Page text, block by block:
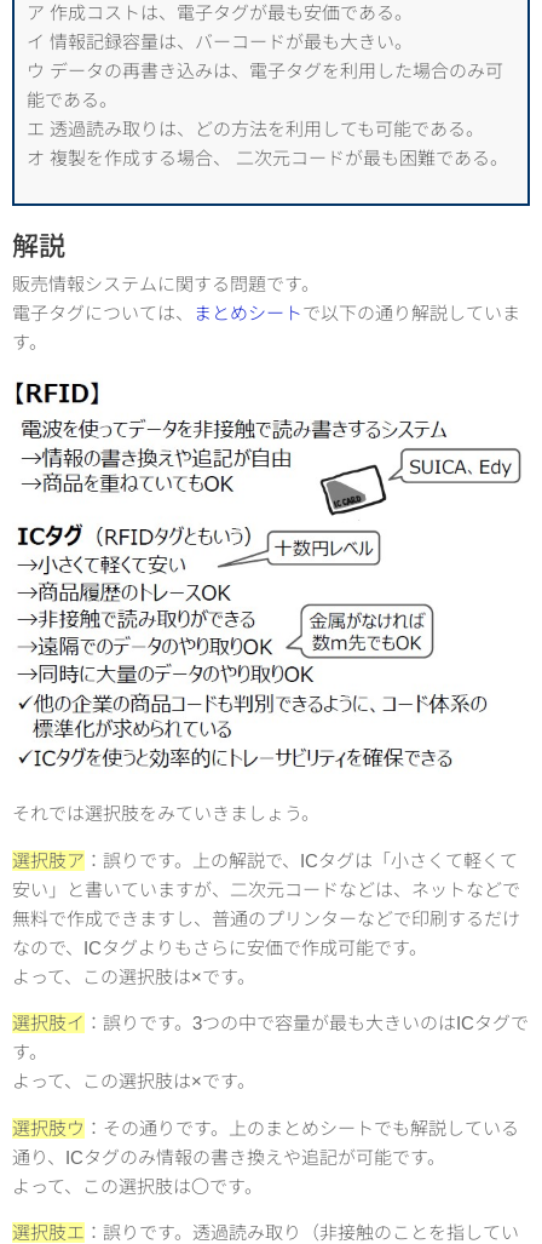
ア 作成コストは、電子タグが最も安価である。
イ 情報記録容量は、バーコードが最も大きい。
ウ データの再書き込みは、電子タグを利用した場合のみ可
能である。
エ 透過読み取りは、どの方法を利用しても可能である。
オ 複製を作成する場合、 二次元コードが最も困難である。
解説
販売情報システムに関する問題です。
電子タグについては、
まとめシートで以下の通り解説していま
す。
それでは選択肢をみていきましょう。
選択肢ア ：誤りです。上の解説で、ICタグは「小さくて軽くて
安い」と書いていますが、二次元コードなどは、ネットなどで
無料で作成できますし、普通のプリンターなどで印刷するだけ
なので、ICタグよりもさらに安価で作成可能です。
よって、この選択肢は×です。
選択肢イ ：誤りです。3つの中で容量が最も大きいのはICタグで
す。
よって、この選択肢は×です。
選択肢ウ ：その通りです。上のまとめシートでも解説している
通り、ICタグのみ情報の書き換えや追記が可能です。
よって、この選択肢は〇です。
選択肢エ ：誤りです。透過読み取り（非接触のことを指してい